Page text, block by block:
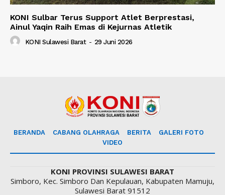
KONI Sulbar Terus Support Atlet Berprestasi,
Ainul Yaqin Raih Emas di Kejurnas Atletik
KONI Sulawesi Barat - 29 Juni 2026
BERANDA CABANG OLAHRAGA BERITA
GALERI FOTO
VIDEO
KONI PROVINSI SULAWESI BARAT
Simboro, Kec. Simboro Dan Kepulauan, Kabupaten Mamuju,
Sulawesi Barat 91512